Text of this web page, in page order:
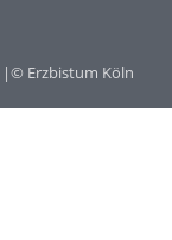
|© Erzbistum Köln